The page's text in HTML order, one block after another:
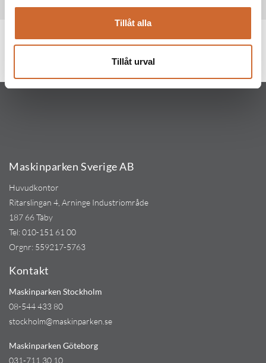
Tillåt alla
Tillåt urval
Produkttaggar
Maskinparken Sverige AB
Huvudkontor
Ritarslingan 4, Arninge Industriområde
187 66 Täby
Tel:010-151 61 00
Orgnr: 559217-5763
Kontakt
Maskinparken Stockholm
08-544 433 80
stockholm@maskinparken.se
Maskinparken Göteborg
031-711 30 10